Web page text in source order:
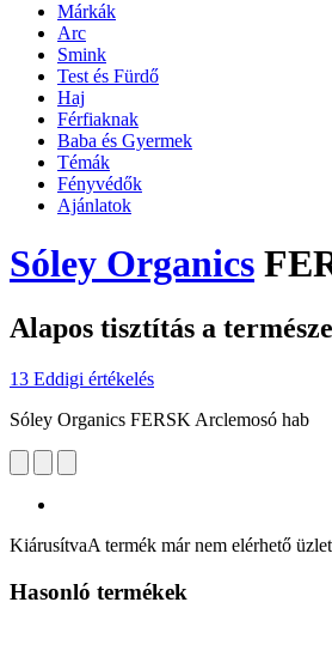
Márkák
Arc
Smink
Test és Fürdő
Haj
Férfiaknak
Baba és Gyermek
Témák
Fényvédők
Ajánlatok
Sóley Organics
Alapos tisztítás a
13 Eddigi értékelés
Sóley Organics FERSK Arclemosó hab
KiárusítvaA termék már nem elérhető
Hasonló termékek